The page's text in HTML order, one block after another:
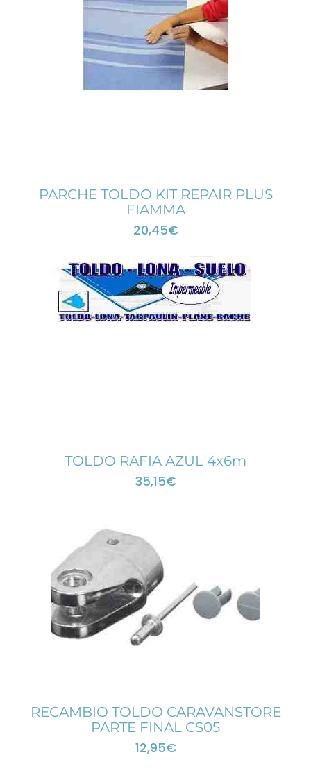
PARCHE TOLDO KIT REPAIR PLUS
FIAMMA
20,45€
TOLDO RAFIA AZUL 4x6m
35,15€
RECAMBIO TOLDO CARAVANSTORE
PARTE FINAL CS05
12,95€